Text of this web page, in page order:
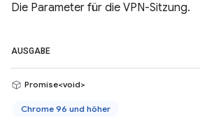
Die Parameter für die VPN-Sitzung.
AUSGABE
Promise<void>
Chrome 96 und höher